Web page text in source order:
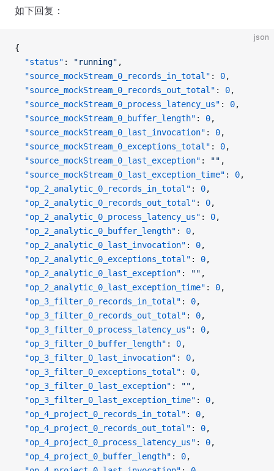
如下回复：
json
{
  "status"
: "running" ,
  "source_mockStream_0_records_in_total"
: 0,
  "source_mockStream_0_records_out_total"
: 0,
  "source_mockStream_0_process_latency_us"
: 0,
  "source_mockStream_0_buffer_length"
: 0,
  "source_mockStream_0_last_invocation"
: 0,
  "source_mockStream_0_exceptions_total"
: 0,
  "source_mockStream_0_last_exception"
: "" ,
  "source_mockStream_0_last_exception_time"
: 0,
  "op_2_analytic_0_records_in_total"
: 0,
  "op_2_analytic_0_records_out_total"
: 0,
  "op_2_analytic_0_process_latency_us"
: 0,
  "op_2_analytic_0_buffer_length"
: 0,
  "op_2_analytic_0_last_invocation"
: 0,
  "op_2_analytic_0_exceptions_total"
: 0,
  "op_2_analytic_0_last_exception"
: "" ,
  "op_2_analytic_0_last_exception_time"
: 0,
  "op_3_filter_0_records_in_total"
: 0,
  "op_3_filter_0_records_out_total"
: 0,
  "op_3_filter_0_process_latency_us"
: 0,
  "op_3_filter_0_buffer_length"
: 0,
  "op_3_filter_0_last_invocation"
: 0,
  "op_3_filter_0_exceptions_total"
: 0,
  "op_3_filter_0_last_exception"
: "" ,
  "op_3_filter_0_last_exception_time"
: 0,
  "op_4_project_0_records_in_total"
: 0,
  "op_4_project_0_records_out_total"
: 0,
  "op_4_project_0_process_latency_us"
: 0,
  "op_4_project_0_buffer_length"
: 0,